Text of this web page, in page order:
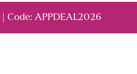
| Code: APPDEAL2026